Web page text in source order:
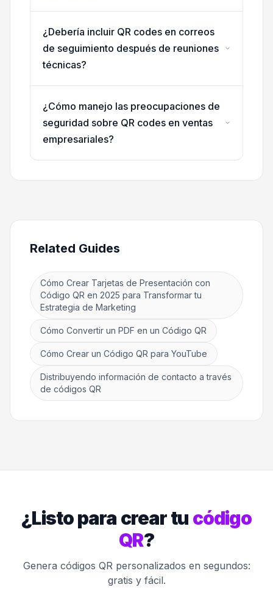
¿Debería incluir QR codes en correos
de seguimiento después de reuniones
técnicas?
¿Cómo manejo las preocupaciones de
seguridad sobre QR codes en ventas
empresariales?
Related Guides
Cómo Crear Tarjetas de Presentación con
Código QR en 2025 para Transformar tu
Estrategia de Marketing
Cómo Convertir un PDF en un Código QR
Cómo Crear un Código QR para YouTube
Distribuyendo información de contacto a través
de códigos QR
¿Listo para crear tu código
QR?
Genera códigos QR personalizados en segundos:
gratis y fácil.